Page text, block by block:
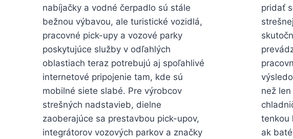
nabíjačky a vodné čerpadlo sú stále
bežnou výbavou, ale turistické vozidlá,
pracovné pick-upy a vozové parky
poskytujúce služby v odľahlých
oblastiach teraz potrebujú aj spoľahlivé
internetové pripojenie tam, kde sú
mobilné siete slabé. Pre výrobcov
strešných nadstavieb, dielne
zaoberajúce sa prestavbou pick-upov,
integrátorov vozových parkov a značky
pridať
než
tenkou
ak